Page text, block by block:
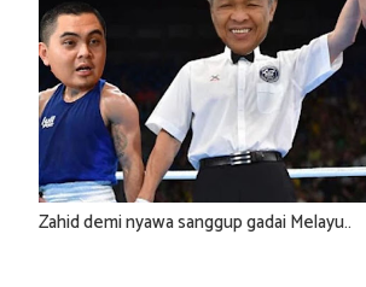
Zahid demi nyawa sanggup gadai Melayu..